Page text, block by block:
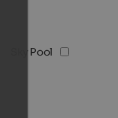
Sky Pool